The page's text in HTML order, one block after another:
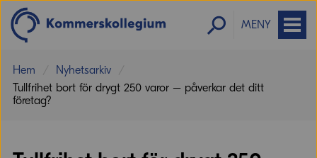
MENY
Hem
Nyhetsarkiv
Tullfrihet bort för drygt 250 varor – påverkar det ditt
företag?